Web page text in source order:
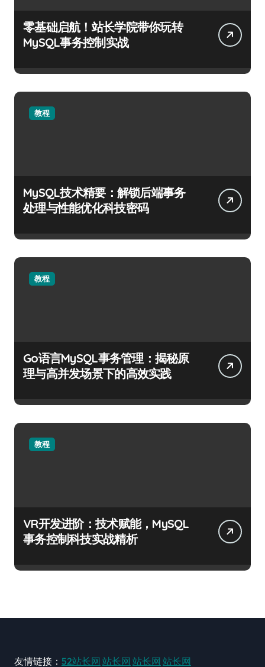
零基础启航！站长学院带你玩转
MySQL事务控制实战
教程
MySQL技术精要：解锁后端事务
处理与性能优化科技密码
教程
Go语言MySQL事务管理：揭秘原
理与高并发场景下的高效实践
教程
VR开发进阶：技术赋能，MySQL
事务控制科技实战精析
友情链接： 52站长网 站长网 站长网 站长网